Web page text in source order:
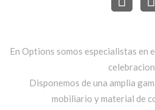
En Options somos especialistas en
Disponemos de una amplia
mobiliario y material de